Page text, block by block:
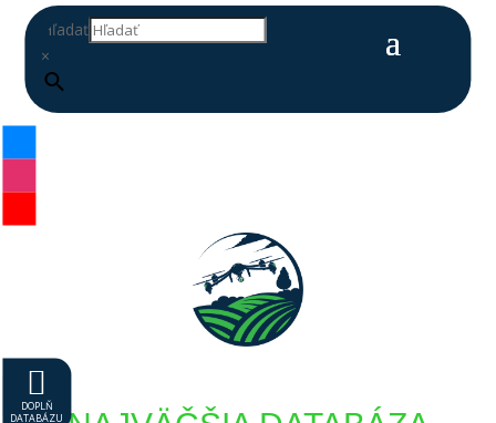
Hľadať
×

DOPLŇ
DATABÁZU